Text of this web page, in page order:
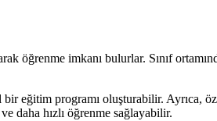
öğrenme imkanı bulurlar. Sınıf
eğitim programı oluşturabilir. Ayrıca,
daha hızlı öğrenme sağlayabilir.